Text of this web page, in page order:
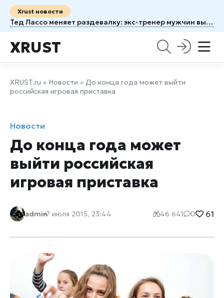
Xrust новости
Тед Лассо меняет раздевалку: экс-тренер мужчин выходит на поле с женской командой
XRUST
XRUST.ru » Новости » До конца года может выйти
российская игровая приставка
Новости
До конца года может
выйти российская
игровая приставка
admin7 июля 2015, 23:44 46 641 0 61